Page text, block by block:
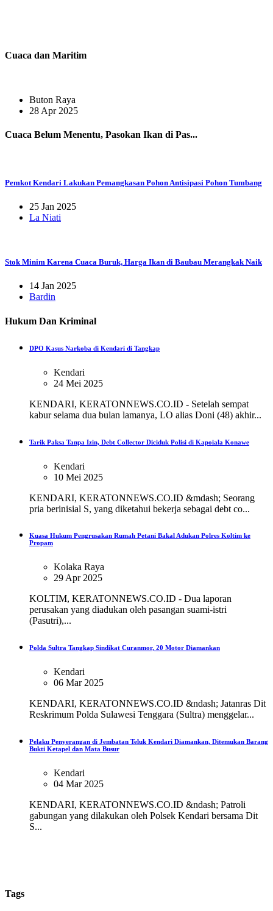
Cuaca dan Maritim
Buton Raya
28 Apr 2025
Cuaca Belum Menentu, Pasokan Ikan di Pas...
Pemkot Kendari Lakukan Pemangkasan Pohon Antisipasi Pohon Tumbang
25 Jan 2025
La Niati
Stok Minim Karena Cuaca Buruk, Harga Ikan di Baubau Merangkak Naik
14 Jan 2025
Bardin
Hukum Dan Kriminal
DPO Kasus Narkoba di Kendari di Tangkap
Kendari
24 Mei 2025
KENDARI, KERATONNEWS.CO.ID - Setelah sempat
kabur selama dua bulan lamanya, LO alias Doni (48) akhir...
Tarik Paksa Tanpa Izin, Debt Collector Diciduk Polisi di Kapoiala Konawe
Kendari
10 Mei 2025
KENDARI, KERATONNEWS.CO.ID &mdash; Seorang
pria berinisial S, yang diketahui bekerja sebagai debt co...
Kuasa Hukum Pengrusakan Rumah Petani Bakal Adukan Polres Koltim ke
Propam
Kolaka Raya
29 Apr 2025
KOLTIM, KERATONNEWS.CO.ID - Dua laporan
perusakan yang diadukan oleh pasangan suami-istri
(Pasutri),...
Polda Sultra Tangkap Sindikat Curanmor, 20 Motor Diamankan
Kendari
06 Mar 2025
KENDARI, KERATONNEWS.CO.ID &ndash; Jatanras Dit
Reskrimum Polda Sulawesi Tenggara (Sultra) menggelar...
Pelaku Penyerangan di Jembatan Teluk Kendari Diamankan, Ditemukan Barang
Bukti Ketapel dan Mata Busur
Kendari
04 Mar 2025
KENDARI, KERATONNEWS.CO.ID &ndash; Patroli
gabungan yang dilakukan oleh Polsek Kendari bersama Dit
S...
Tags